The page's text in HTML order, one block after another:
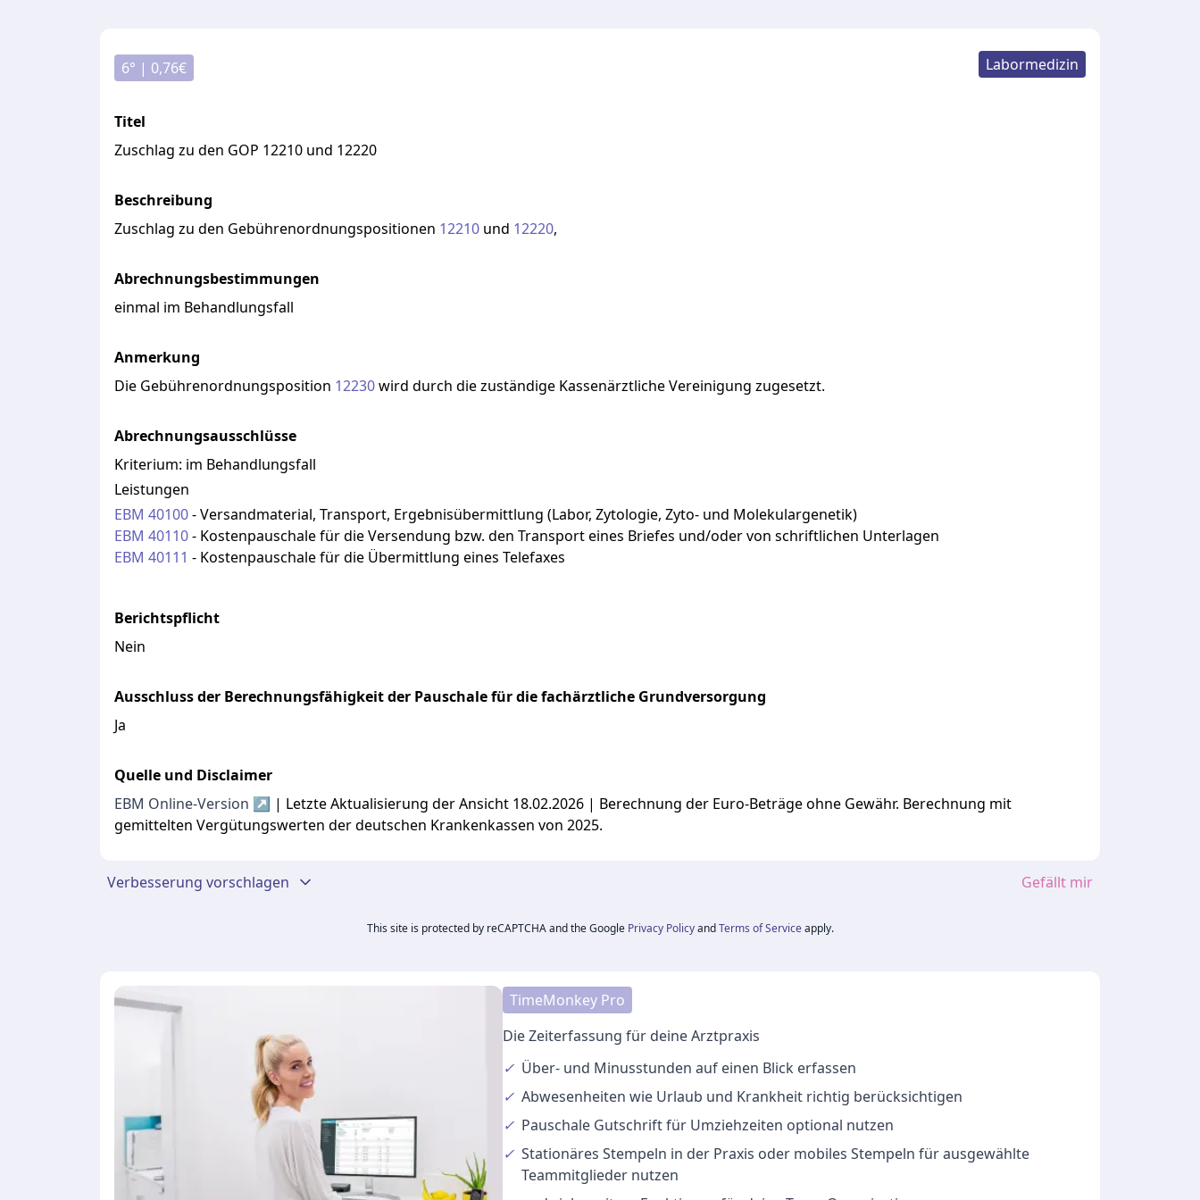
6° | 0,76€ Labormedizin
Titel
Zuschlag zu den GOP 12210 und 12220
Beschreibung
Zuschlag zu den Gebührenordnungspositionen 12210 und 12220,
Abrechnungsbestimmungen
einmal im Behandlungsfall
Anmerkung
Die Gebührenordnungsposition 12230wird durch diezuständige KassenärztlicheVereinigung zugesetzt.
Abrechnungsausschlüsse
Kriterium: im Behandlungsfall
Leistungen
EBM 40100-Versandmaterial, Transport, Ergebnisübermittlung (Labor, Zytologie, Zyto- und Molekulargenetik)
EBM 40110- Kostenpauschale für die Versendung bzw. den Transport eines Briefes und/oder von schriftlichen Unterlagen
EBM 40111 - Kostenpauschale für die Übermittlung eines Telefaxes
Berichtspflicht
Nein
Ausschluss der Berechnungsfähigkeit der Pauschale für die fachärztliche Grundversorgung
Ja
Quelle und Disclaimer
EBM Online-Version ↗ | Letzte Aktualisierung der Ansicht 18.02.2026 | Berechnung der Euro-Beträge ohne Gewähr. Berechnung mit
gemittelten Vergütungswerten der deutschen Krankenkassen von 2025.
Verbesserung vorschlagen Gefällt mir
This site is protected by reCAPTCHA and the Google Privacy Policy and Terms of Service apply.
TimeMonkey Pro
Die Zeiterfassung für deine Arztpraxis
✓ Über- und Minusstunden auf einen Blick erfassen
✓ Abwesenheitenwie Urlaub und Krankheit richtig berücksichtigen
✓ Pauschale Gutschriftfür Umziehzeiten optional nutzen
✓ Stationäres Stempeln in der Praxis oder mobiles Stempeln für ausgewählte
Teammitglieder nutzen